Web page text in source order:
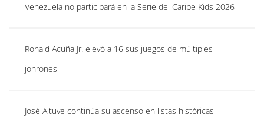
Venezuela no participará en la Serie del Caribe Kids 2026
Ronald Acuña Jr. elevó a 16 sus juegos de múltiples
jonrones
José Altuve continúa su ascenso en listas históricas